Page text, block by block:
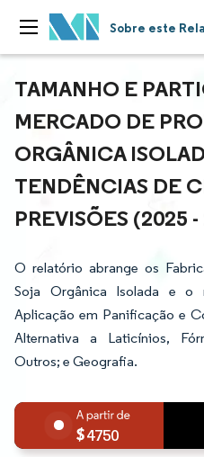
Sobre este
TAMANHO E
MERCADO DE
ORGÂNICA
TENDÊNCIAS DE
PREVISÕES (2025
O relatório abrange os
Soja Orgânica Isolada e o
Aplicação em Panificação e
Alternativa a Laticínios,
Outros; e Geografia.
4750